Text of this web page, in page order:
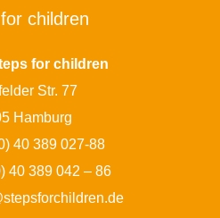
children
for children
Str. 77
Hamburg
40 389 027-88
40 389 042 – 86